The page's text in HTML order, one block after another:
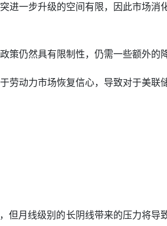
进一步升级的空间有限，因此市场消
仍然具有限制性，仍需一些额外的降
劳动力市场恢复信心，导致对于美联
月线级别的长阴线带来的压力将导